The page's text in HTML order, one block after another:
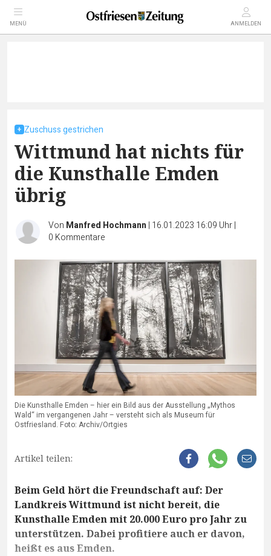
MENÜ ANMELDEN
Zuschuss gestrichen
Wittmund hat nichts für
die Kunsthalle Emden
übrig
Von Manfred Hochmann | 16.01.2023 16:09 Uhr|
0 Kommentare
Die Kunsthalle Emden – hier ein Bild aus der Ausstellung „Mythos
Wald“ im vergangenen Jahr – versteht sich als Museum für
Ostfriesland. Foto: Archiv/Ortgies
Artikel teilen:
Beim Geld hört die Freundschaft auf: Der
Landkreis Wittmund ist nicht bereit, die
Kunsthalle Emden mit 20.000 Euro pro Jahr zu
unterstützen. Dabei profitiere auch er davon,
heißt es aus Emden.